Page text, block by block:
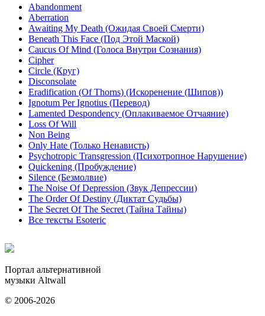
Abandonment
Aberration
Awaiting My Death (Ожидая Своей Смерти)
Beneath This Face (Под Этой Маской)
Caucus Of Mind (Голоса Внутри Сознания)
Cipher
Circle (Круг)
Disconsolate
Eradification (Of Thorns) (Искоренение (Шипов))
Ignotum Per Ignotius (Перевод)
Lamented Despondency (Оплакиваемое Отчаяние)
Loss Of Will
Non Being
Only Hate (Только Ненависть)
Psychotropic Transgression (Психотропное Нарушение)
Quickening (Пробуждение)
Silence (Безмолвие)
The Noise Of Depression (Звук Депрессии)
The Order Of Destiny (Диктат Судьбы)
The Secret Of The Secret (Тайна Тайны)
Все тексты Esoteric
Портал альтернативной
музыки Altwall
© 2006-2026